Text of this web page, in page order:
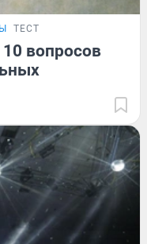
ТЕСТ
вопросов